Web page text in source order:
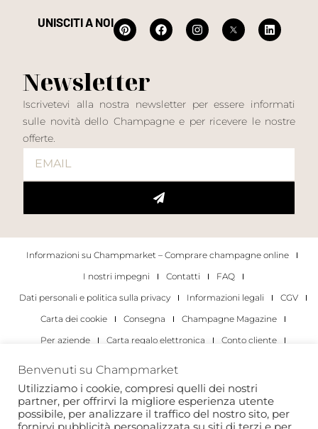
UNISCITI A NOI
Newsletter
Iscrivetevi alla nostra newsletter per essere informati
sulle novità dello Champagne e per ricevere le nostre
offerte.
Informazioni su Champmarket – Comprare champagne online
I nostri impegni
Contatti
FAQ
Dati personali e politica sulla privacy
Informazioni legali
CGV
Carta dei cookie
Consegna
Champagne Magazine
Per aziende
Carta regalo elettronica
Conto cliente
Per gli individui
Per le aziende
Copyright 2022 © tutti i diritti riservati. Champmarket.
Benvenuti su Champmarket
Utilizziamo i cookie, compresi quelli dei nostri
partner, per offrirvi la migliore esperienza utente
possibile, per analizzare il traffico del nostro sito, per